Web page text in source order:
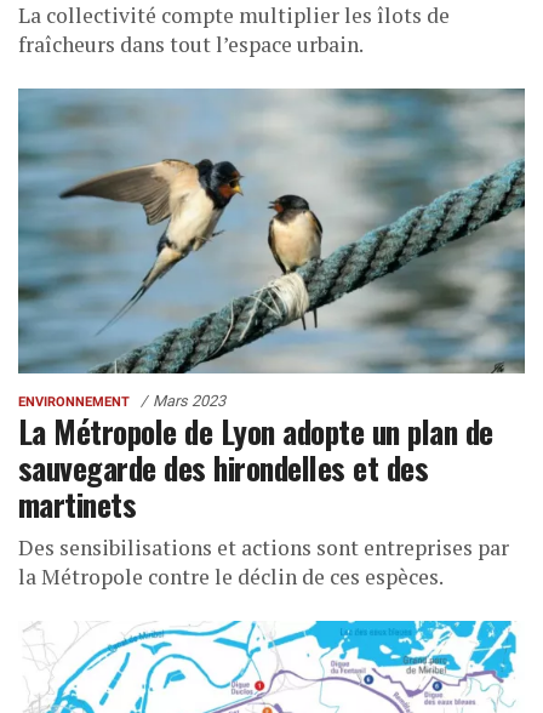
La collectivité compte multiplier les îlots de
fraîcheurs dans tout l’espace urbain.
ENVIRONNEMENT Mars 2023
La Métropole de Lyon adopte un plan de
sauvegarde des hirondelles et des
martinets
Des sensibilisations et actions sont entreprises par
la Métropole contre le déclin de ces espèces.